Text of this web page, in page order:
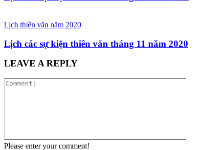
Lịch thiên văn năm 2020
Lịch các sự kiện thiên văn tháng 11 năm 2020
LEAVE A REPLY
Please enter your comment!